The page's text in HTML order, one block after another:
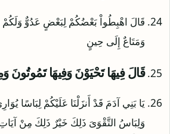
قَالَ اهْبِطُواْ بَعْضُكُمْ لِبَعْضٍ عَدُوٌّ
وَمَتَاعٌ إِلَى حِينٍ
قَالَ فِيهَا تَحْيَوْنَ وَفِيهَا تَمُوتُونَ
يَا بَنِي آدَمَ قَدْ أَنزَلْنَا عَلَيْكُمْ لِبَاسًا
وَلِبَاسُ التَّقْوَىَ ذَلِكَ خَيْرٌ ذَلِكَ مِنْ آيَاتِ